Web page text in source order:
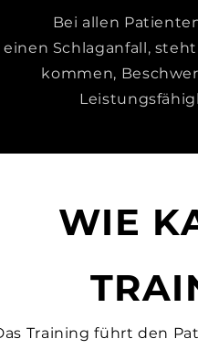
Bei allen
einen Schlaganfall,
kommen,
WIE
Training führt den